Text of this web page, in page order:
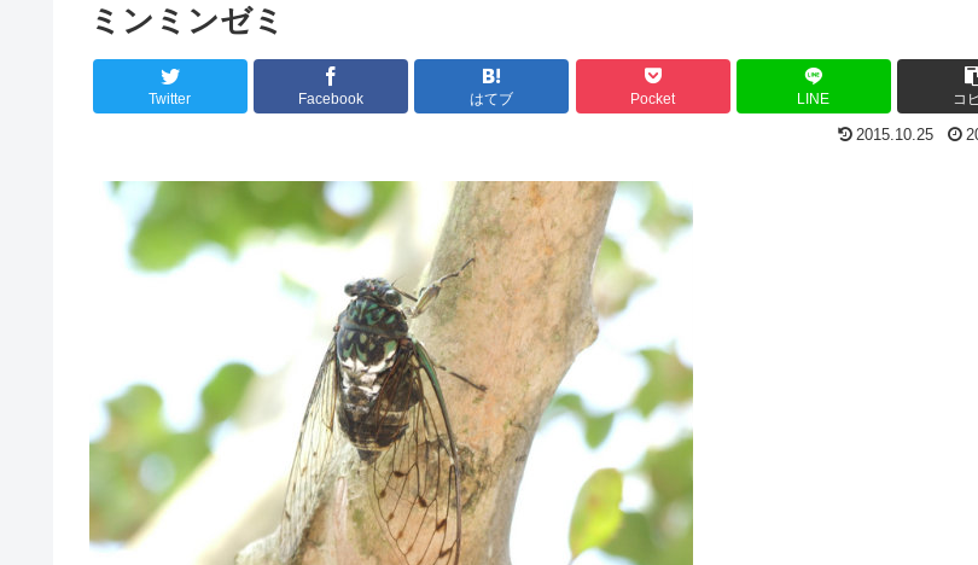
ミンミンゼミ
Twitter Facebook はてブ Pocket LINE コ
2015.10.25